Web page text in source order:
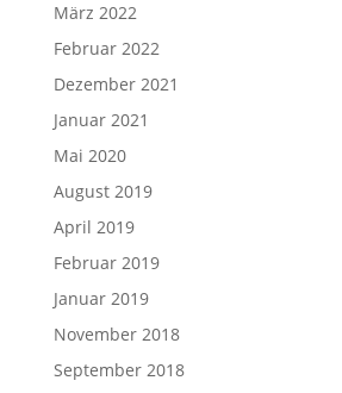
März 2022
Februar 2022
Dezember 2021
Januar 2021
Mai 2020
August 2019
April 2019
Februar 2019
Januar 2019
November 2018
September 2018